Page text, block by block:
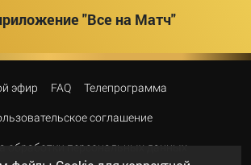
"Все на Матч"
эфир FAQ Телепрограмма
соглашение
обработки персональных данных